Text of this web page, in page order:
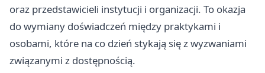
oraz przedstawicieli instytucji i organizacji. To okazja
do wymiany doświadczeń między praktykami i
osobami, które na co dzień stykają się z wyzwaniami
związanymi z dostępnością.